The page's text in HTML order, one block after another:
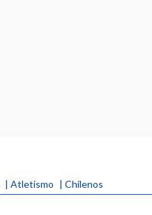
| Atletismo | Chilenos